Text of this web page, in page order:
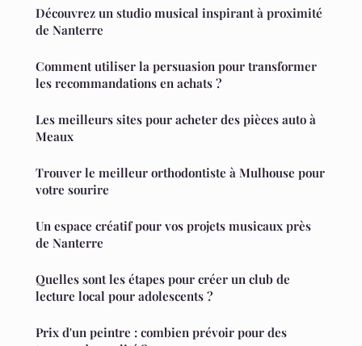
Découvrez un studio musical inspirant à proximité
de Nanterre
Comment utiliser la persuasion pour transformer
les recommandations en achats ?
Les meilleurs sites pour acheter des pièces auto à
Meaux
Trouver le meilleur orthodontiste à Mulhouse pour
votre sourire
Un espace créatif pour vos projets musicaux près
de Nanterre
Quelles sont les étapes pour créer un club de
lecture local pour adolescents ?
Prix d'un peintre : combien prévoir pour des